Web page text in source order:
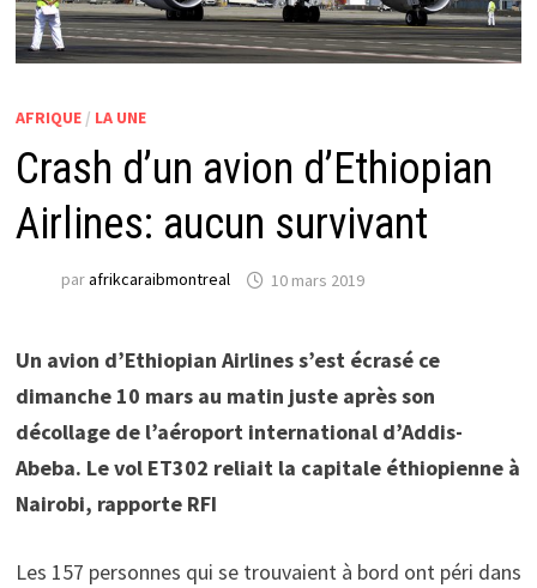
AFRIQUE/ LA UNE
Crash d’un avion d’Ethiopian
Airlines: aucun survivant
parafrikcaraibmontreal 10 mars 2019
Un avion d’Ethiopian Airlines s’est écrasé ce
dimanche 10 mars au matin juste après son
décollage de l’aéroport international d’Addis-
Abeba. Le vol ET302 reliait la capitale éthiopienne à
Nairobi, rapporte RFI
Les 157 personnes qui se trouvaient à bord ont péri dans